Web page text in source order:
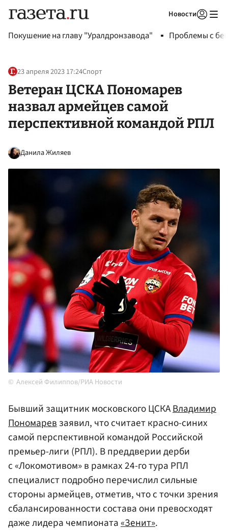
Новости
Покушение на главу "Уралдронзавода" Проблемы с
23 апреля 2023 17:24Спорт
Ветеран ЦСКА Пономарев
назвал армейцев самой
перспективной командой РПЛ
Данила Жиляев
Алексей Филиппов/РИА Новости
Бывший защитник московского ЦСКАВладимир
Пономаревзаявил, что считает красно-синих
самой перспективной командой Российской
премьер-лиги (РПЛ). В преддверии дерби
с «Локомотивом» в рамках 24-го тура РПЛ
специалист подробно перечислил сильные
стороны армейцев, отметив, что с точки зрения
сбалансированности состава они превосходят
даже лидера чемпионата«Зенит».